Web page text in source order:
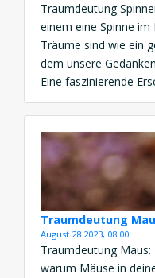
Traumdeutung
einem eine Spinne im
Träume sind wie ein
dem unsere
Eine faszinierende
auftauchen kann, ist
Nacht gewebt, birgt
tiefgreifende
Unterbewusstsein
Traumdeutung
August 28 2023, 08:00
Traumdeutung
warum Mäuse in